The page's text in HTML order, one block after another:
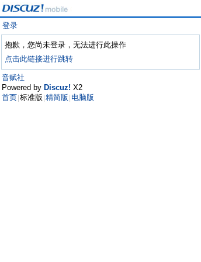
登录
抱歉，您尚未登录，无法进行此操作
点击此链接进行跳转
音赋社
Powered by Discuz! X2
首页 标准版 精简版 电脑版